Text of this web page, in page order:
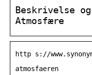
Beskrivelse
Atmosfære
http s://
atmosfaeren